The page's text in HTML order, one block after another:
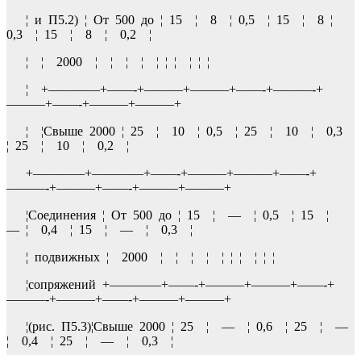
¦ и П5.2) ¦ От 500 до ¦ 15 ¦ 8 ¦ 0,5 ¦ 15 ¦ 8 ¦
0,3 ¦ 15 ¦ 8 ¦ 0,2 ¦
¦ ¦ 2000 ¦ ¦ ¦ ¦ ¦ ¦ ¦ ¦ ¦ ¦
¦ +————+——-+———+———+——-+———-+
———+——-+———+———+
¦ ¦Свыше 2000 ¦ 25 ¦ 10 ¦ 0,5 ¦ 25 ¦ 10 ¦ 0,3
¦ 25 ¦ 10 ¦ 0,2 ¦
+————+————+——-+———+———+——-+
———-+———+——-+———+———+
¦Соединения ¦ От 500 до ¦ 15 ¦ — ¦ 0,5 ¦ 15 ¦
— ¦ 0,4 ¦ 15 ¦ — ¦ 0,3 ¦
¦ подвижных ¦ 2000 ¦ ¦ ¦ ¦ ¦ ¦ ¦ ¦ ¦ ¦
¦сопряжений +————+——-+———+———+——-+
———-+———+——-+———+———+
¦(рис. П5.3)¦Свыше 2000 ¦ 25 ¦ — ¦ 0,6 ¦ 25 ¦ —
¦ 0,4 ¦ 25 ¦ — ¦ 0,3 ¦